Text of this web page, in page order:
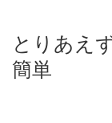
とりあえ
簡単